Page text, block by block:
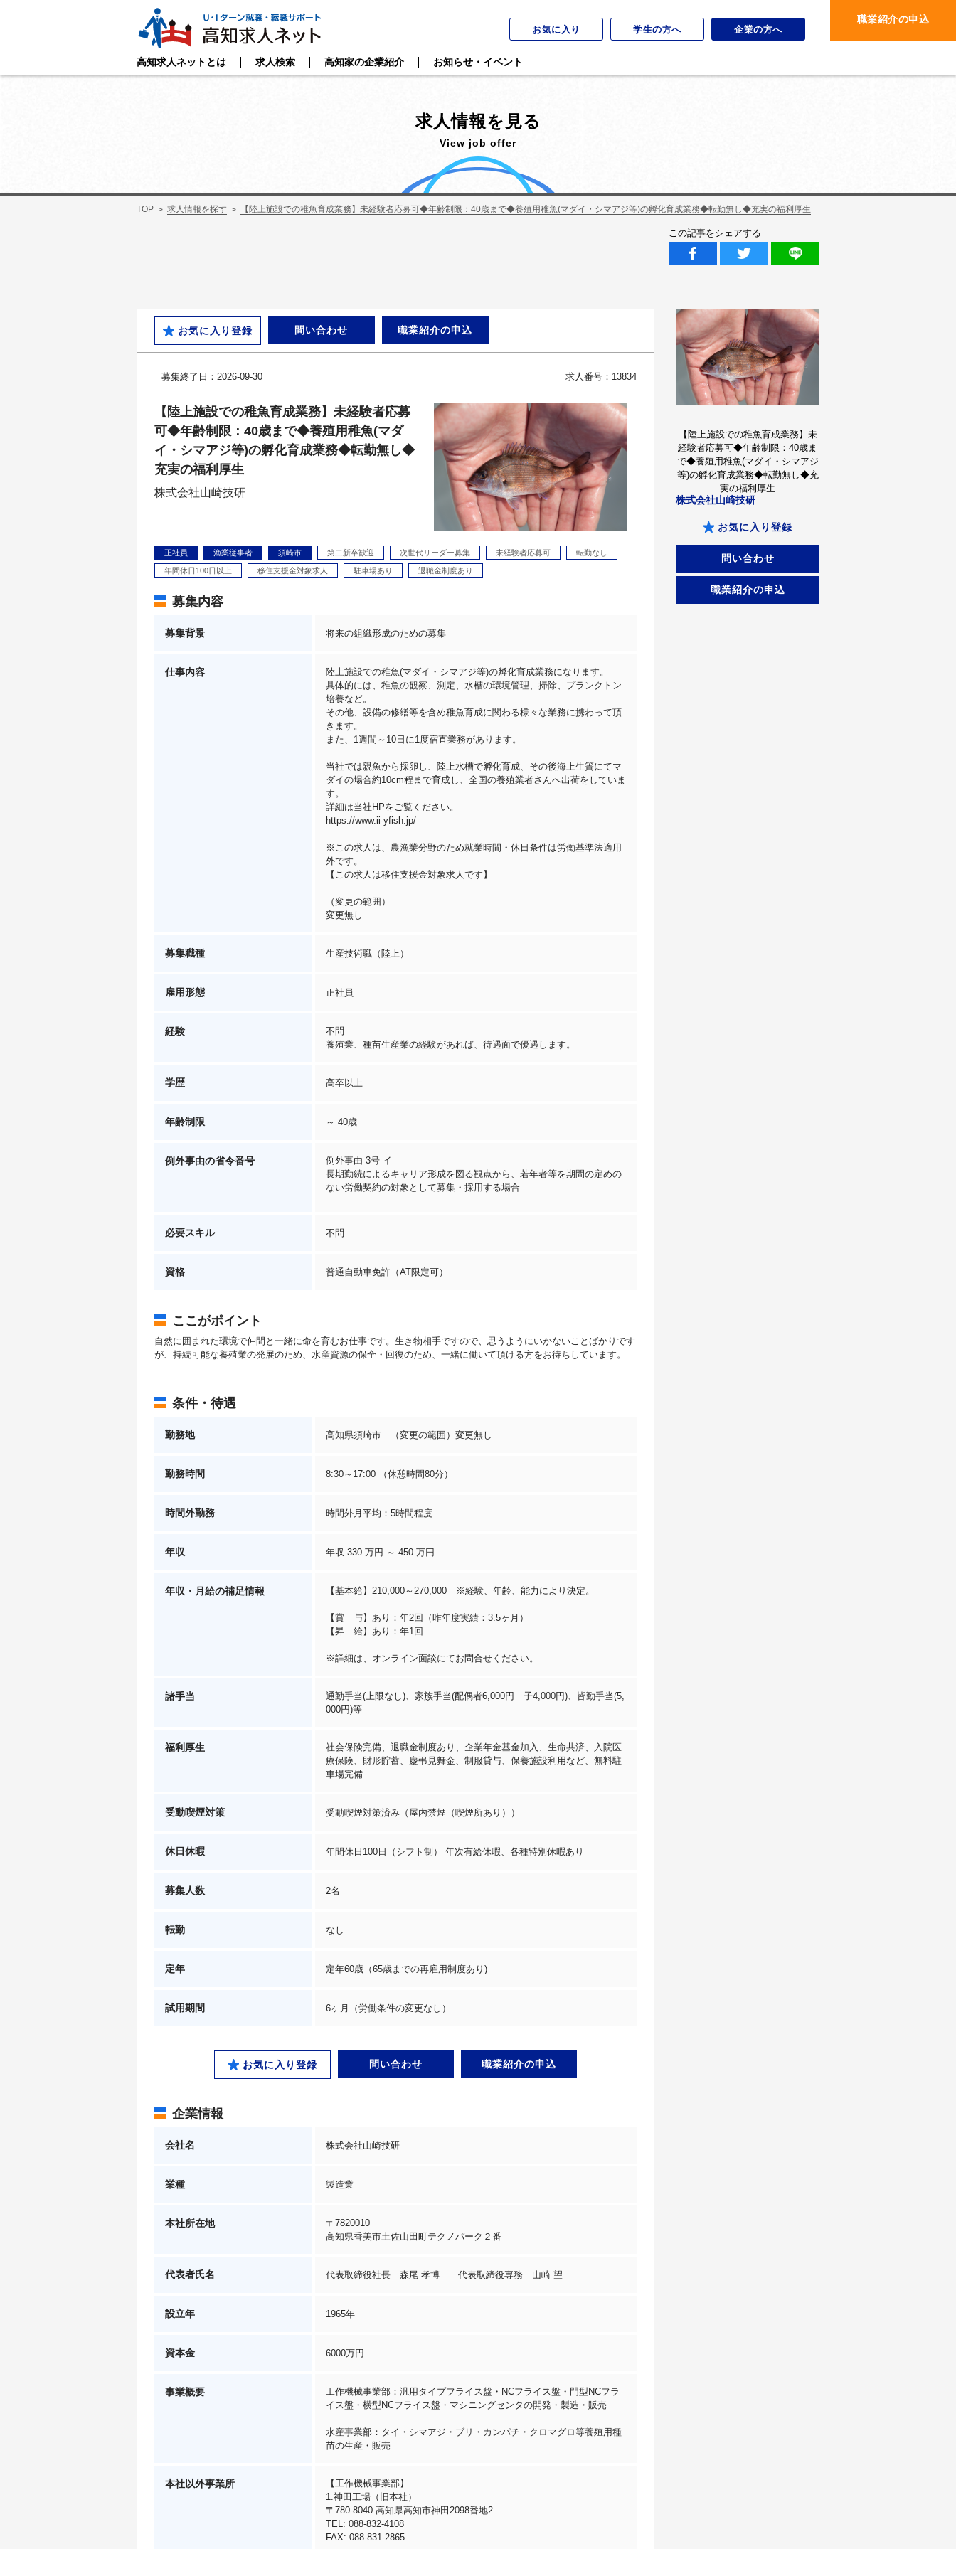
お気に入り 学生の方へ 企業の方へ
職業紹介の申込
高知求人ネットとは 求人検索 高知家の企業紹介 お知らせ・イベント
求人情報を見る
View job offer
TOP 求人情報を探す 【陸上施設での稚魚育成業務】未経験者応募可◆年齢制限：40歳まで◆養殖用稚魚(マダイ・シマアジ等)の孵化育成業務◆転勤無し◆充実の福利厚生
この記事をシェアする
お気に入り登録 問い合わせ 職業紹介の申込
募集終了日：2026-09-30 求人番号：13834
【陸上施設での稚魚育成業務】未経験者応募
可◆年齢制限：40歳まで◆養殖用稚魚(マダ
イ・シマアジ等)の孵化育成業務◆転勤無し◆
充実の福利厚生
株式会社山崎技研
正社員 漁業従事者 須崎市 第二新卒歓迎 次世代リーダー募集 未経験者応募可 転勤なし
年間休日100日以上 移住支援金対象求人 駐車場あり 退職金制度あり
募集内容
募集背景 将来の組織形成のための募集
仕事内容
陸上施設での稚魚(マダイ・シマアジ等)の孵化育成業務になります。
具体的には、稚魚の観察、測定、水槽の環境管理、掃除、プランクトン
培養など。
その他、設備の修繕等を含め稚魚育成に関わる様々な業務に携わって頂
きます。
また、1週間～10日に1度宿直業務があります。
当社では親魚から採卵し、陸上水槽で孵化育成、その後海上生簀にてマ
ダイの場合約10cm程まで育成し、全国の養殖業者さんへ出荷をしていま
す。
詳細は当社HPをご覧ください。
https://www.ii-yfish.jp/
※この求人は、農漁業分野のため就業時間・休日条件は労働基準法適用
外です。
【この求人は移住支援金対象求人です】
（変更の範囲）
変更無し
募集職種 生産技術職（陸上）
雇用形態 正社員
経験
不問
養殖業、種苗生産業の経験があれば、待遇面で優遇します。
学歴 高卒以上
年齢制限 ～ 40歳
例外事由の省令番号
例外事由 3号 イ
長期勤続によるキャリア形成を図る観点から、若年者等を期間の定めの
ない労働契約の対象として募集・採用する場合
必要スキル 不問
資格 普通自動車免許（AT限定可）
ここがポイント
自然に囲まれた環境で仲間と一緒に命を育むお仕事です。生き物相手ですので、思うようにいかないことばかりです
が、持続可能な養殖業の発展のため、水産資源の保全・回復のため、一緒に働いて頂ける方をお待ちしています。
条件・待遇
勤務地 高知県須崎市 （変更の範囲）変更無し
勤務時間 8:30～17:00 （休憩時間80分）
時間外勤務 時間外月平均：5時間程度
年収 年収 330 万円 ～ 450 万円
年収・月給の補足情報 【基本給】210,000～270,000 ※経験、年齢、能力により決定。
【賞 与】あり：年2回（昨年度実績：3.5ヶ月）
【昇 給】あり：年1回
※詳細は、オンライン面談にてお問合せください。
諸手当
通勤手当(上限なし)、家族手当(配偶者6,000円 子4,000円)、皆勤手当(5,
000円)等
福利厚生
社会保険完備、退職金制度あり、企業年金基金加入、生命共済、入院医
療保険、財形貯蓄、慶弔見舞金、制服貸与、保養施設利用など、無料駐
車場完備
受動喫煙対策 受動喫煙対策済み（屋内禁煙（喫煙所あり））
休日休暇 年間休日100日（シフト制） 年次有給休暇、各種特別休暇あり
募集人数 2名
転勤 なし
定年 定年60歳（65歳までの再雇用制度あり)
試用期間 6ヶ月（労働条件の変更なし）
お気に入り登録 問い合わせ 職業紹介の申込
企業情報
会社名 株式会社山崎技研
業種 製造業
本社所在地
〒7820010
高知県香美市土佐山田町テクノパーク２番
代表者氏名 代表取締役社長 森尾 孝博 代表取締役専務 山崎 望
設立年 1965年
資本金 6000万円
事業概要
工作機械事業部：汎用タイプフライス盤・NCフライス盤・門型NCフラ
イス盤・横型NCフライス盤・マシニングセンタの開発・製造・販売
水産事業部：タイ・シマアジ・ブリ・カンパチ・クロマグロ等養殖用種
苗の生産・販売
本社以外事業所
【工作機械事業部】
1.神田工場（旧本社）
〒780-8040 高知県高知市神田2098番地2
TEL: 088-832-4108
FAX: 088-831-2865
【陸上施設での稚魚育成業務】未
経験者応募可◆年齢制限：40歳ま
で◆養殖用稚魚(マダイ・シマアジ
等)の孵化育成業務◆転勤無し◆充
実の福利厚生
株式会社山崎技研
お気に入り登録
問い合わせ
職業紹介の申込